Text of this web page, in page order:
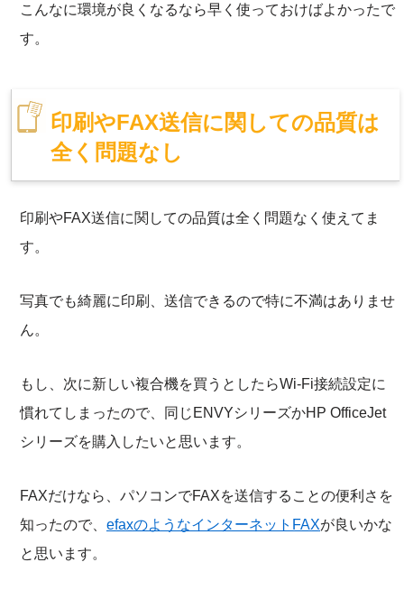
こんなに環境が良くなるなら早く使っておけばよかったで
す。
印刷やFAX送信に関しての品質は
全く問題なし
印刷やFAX送信に関しての品質は全く問題なく使えてま
す。
写真でも綺麗に印刷、送信できるので特に不満はありませ
ん。
もし、次に新しい複合機を買うとしたらWi-Fi接続設定に
慣れてしまったので、同じENVYシリーズかHP OfficeJet
シリーズを購入したいと思います。
FAXだけなら、パソコンでFAXを送信することの便利さを
知ったので、 efaxのようなインターネットFAXが良いかな
と思います。